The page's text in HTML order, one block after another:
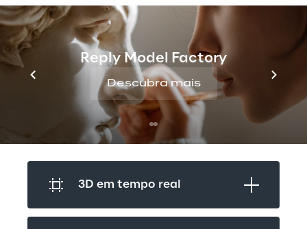
Reply Model Factory
Descubra mais
tendências em 3D
Usando a plataforma Reply Sonar, criamos
um mapa das tendências relevantes
relacionadas à evolução do realismo 3D,
com base em sua ocorrência em artigos de
mídia especializada, mídia de massa,
patentes e publicações científicas.
3D em tempo real